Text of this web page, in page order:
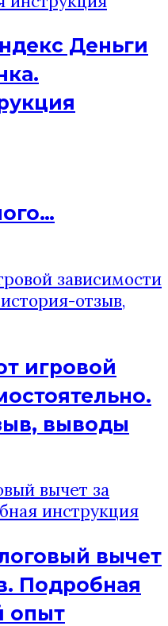
Деньги
игровой
выводы
вычет
Подробная
опыт